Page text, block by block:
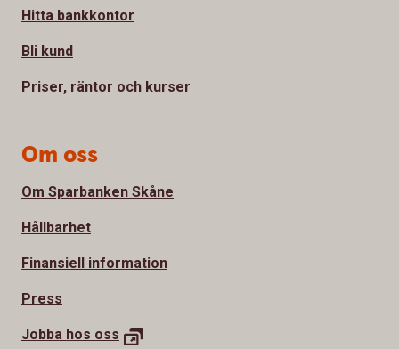
Hitta bankkontor
Bli kund
Priser, räntor och kurser
Om oss
Om Sparbanken Skåne
Hållbarhet
Finansiell information
Press
Jobba hos oss